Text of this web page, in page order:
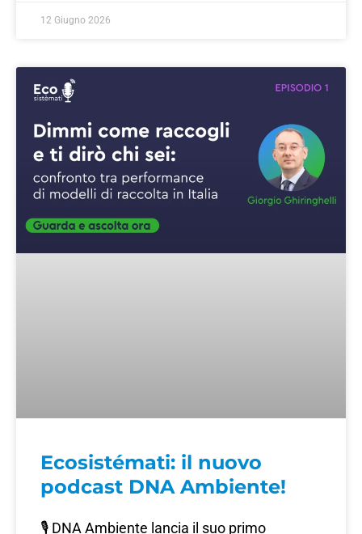
12 Giugno 2026
Ecosistémati: il nuovo
podcast DNA Ambiente!
🎙️ DNA Ambiente lancia il suo primo